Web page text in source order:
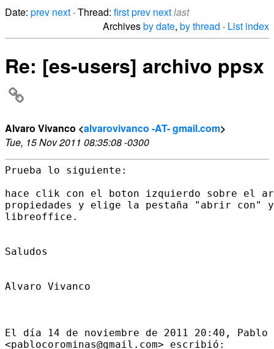
Date: prev next · Thread: firstprev nextlast
Archivesby date, by thread · List index
Re: [es-users] archivo ppsx
Alvaro Vivanco <alvarovivanco -AT- gmail.com>
Tue, 15 Nov 2011 08:35:08 -0300
Prueba lo siguiente:
hace clik con el boton izquierdo sobre el
propiedades y elige la pestaña "abrir con"
libreoffice.
Saludos
Alvaro Vivanco
El día 14 de noviembre de 2011 20:40, Pablo